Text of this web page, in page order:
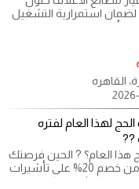
لضمان استمرارية التشغيل
تُعد قطع الغيار من
القاهره
لهذا العام لفتره
??
هذا العام؟ ? الحين فرصتك
تستفيد من خصم 20% على تأشيرات
محدودة! نوفر لكم إصدار